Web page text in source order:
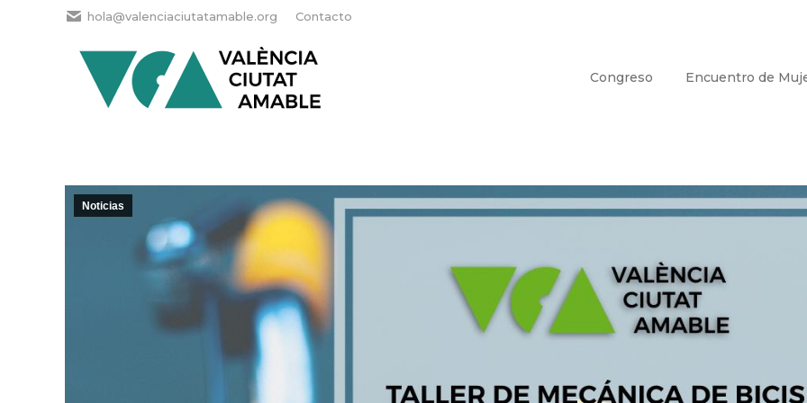
hola@valenciaciutatamable.org Contacto
Congreso Encuentro de
Noticias